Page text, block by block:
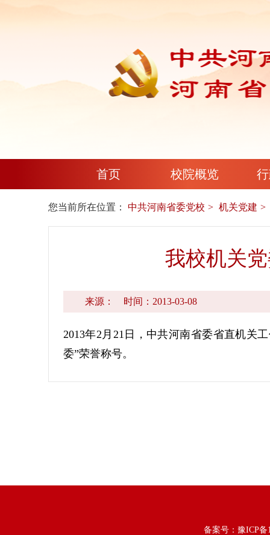
首页 校院概览
您当前所在位置： 中共河南省委党校 机关党建
我校机关
来源： 时间：2013-03-08
2013年2月21日，中共河南省委省直机关
委”荣誉称号。
备案号： 豫ICP备